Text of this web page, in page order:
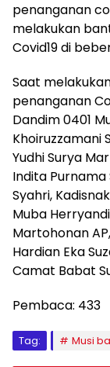
penanganan
melakukan
Covid19 di
Saat
penanganan
Dandim 0401
Khoiruzzamani
Yudhi Surya
Indita Purnama
Syahri,
Muba
Martohonan
Hardian Eka
Camat Babat
Pembaca: 433
Tag: Musi